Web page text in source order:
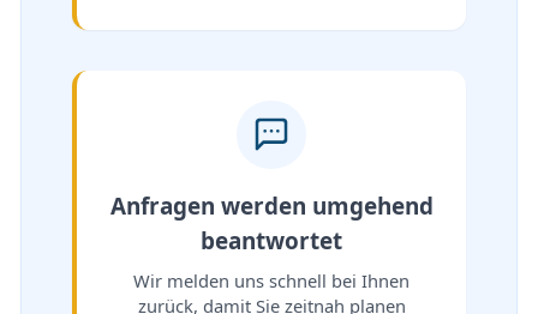
Anfragen werden umgehend
beantwortet
Wir melden uns schnell bei Ihnen
zurück, damit Sie zeitnah planen